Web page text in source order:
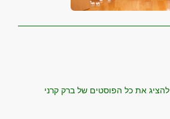
להציג את כל הפוסטים של ברק קרני